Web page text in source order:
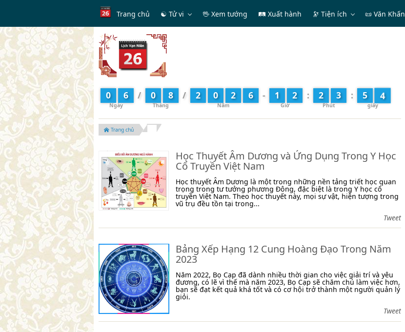
Trang chủ ☯ Tử vi 🖖 Xem tướng 🛤 Xuất hành 🔭 Tiện ích 📜 Văn Khấn
0 6 / 0 8 / 2 0 2 6 - 1 2 : 2 3 : 5 6
Trang chủ
Học Thuyết Âm Dương và Ứng Dụng Trong Y Học
Cổ Truyền Việt Nam
Học thuyết Âm Dương là một trong những nền tảng triết học quan
trọng trong tư tưởng phương Đông, đặc biệt là trong Y học cổ
truyền Việt Nam. Theo học thuyết này, mọi sự vật, hiện tượng trong
vũ trụ đều tồn tại trong...
Tweet
Bảng Xếp Hạng 12 Cung Hoàng Đạo Trong Năm
2023
Năm 2022, Bọ Cạp đã dành nhiều thời gian cho việc giải trí và yêu
đương, có lẽ vì thế mà năm 2023, Bọ Cạp sẽ chăm chú làm việc hơn,
bạn sẽ đạt kết quả khá tốt và có cơ hội trở thành một người quản lý
giỏi.
Tweet